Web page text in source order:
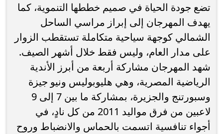
تضع جودة الحياة في صميم خططها التنموية، كما
يهدف المهرجان إلى إبراز مراسي الساحل
الشمالي كوجهة سياحية متكاملة تستقطب الزوار
على مدار العام، وليس فقط خلال أشهر الصيف.
شهد المهرجان مشاركة أربعة من أبرز الأندية
الرياضية المصرية، وهي هليوبوليس ونيو جيزة
وسبورتنج والجزيرة، بمشاركة ما بين 7 إلى 9
لاعبين من فرق مواليد 2011 من كل نادٍ، في
أجواء تنافسية اتسمت بالحماس والانضباط وروح